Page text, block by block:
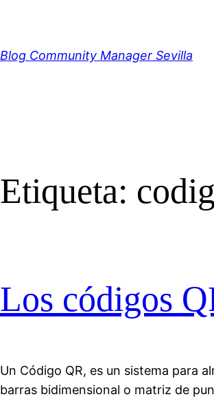
contenido
Blog Community Manager Sevilla
Etiqueta:
Los códigos
Un Código QR, es un sistema para
barras bidimensional o matriz de